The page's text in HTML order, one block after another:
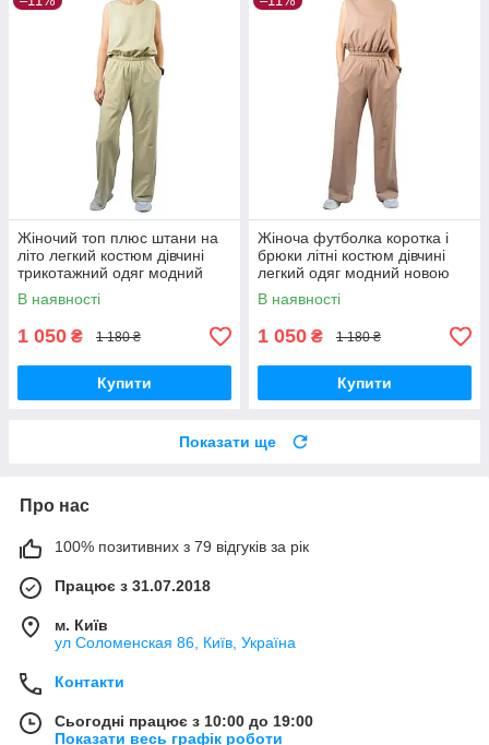
Жіночий топ плюс штани на
літо легкий костюм дівчині
трикотажний одяг модний
новою поштою без
передоплати
В наявності
1 050 ₴ 1 180 ₴
Купити
Жіноча футболка коротка і
брюки літні костюм дівчині
легкий одяг модний новою
поштою без передоплат
В наявності
1 050 ₴ 1 180 ₴
Купити
Показати ще
Про нас
100% позитивних з 79 відгуків за рік
Працює з 31.07.2018
м. Київ
ул Соломенская 86, Київ, Україна
Контакти
Сьогодні працює з 10:00 до 19:00
Показати весь графік роботи